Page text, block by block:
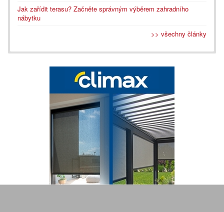
Jak zařídit terasu? Začněte správným výběrem zahradního
nábytku
>> všechny články